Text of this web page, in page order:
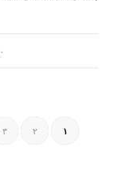
۰ دیدگاه
۱ ۲ ۳